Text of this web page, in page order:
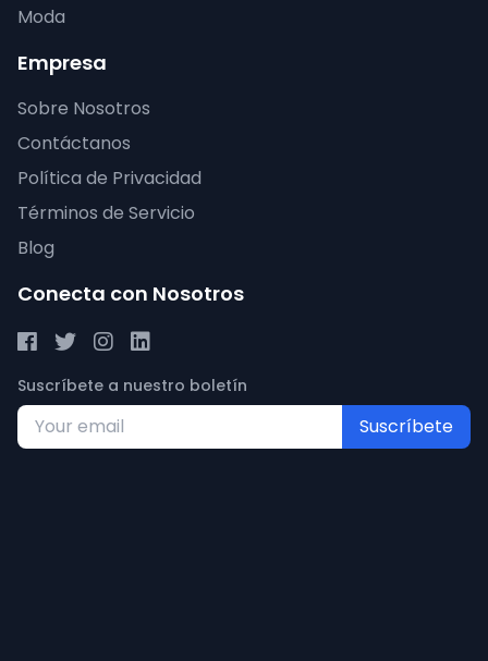
Moda
Empresa
Sobre Nosotros
Contáctanos
Política de Privacidad
Términos de Servicio
Blog
Conecta con Nosotros
Suscríbete a nuestro boletín
Suscríbete